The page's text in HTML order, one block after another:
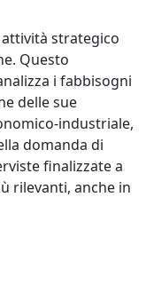
strategico
Questo
i fabbisogni
delle sue
industriale,
domanda di
finalizzate a
rilevanti, anche in